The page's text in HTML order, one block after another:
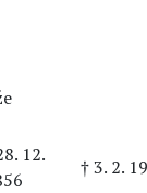
12.
† 3. 2.